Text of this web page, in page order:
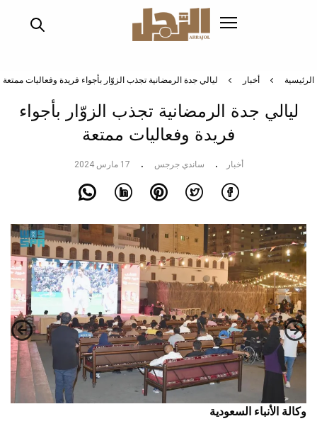
الرئيسية أخبار ليالي جدة الرمضانية تجذب الزوّار بأجواء فريدة وفعاليات ممتعة
ليالي جدة الرمضانية تجذب الزوّار بأجواء
فريدة وفعاليات ممتعة
أخبار ساندي جرجس 17 مارس 2024
وكالة الأنباء السعودية